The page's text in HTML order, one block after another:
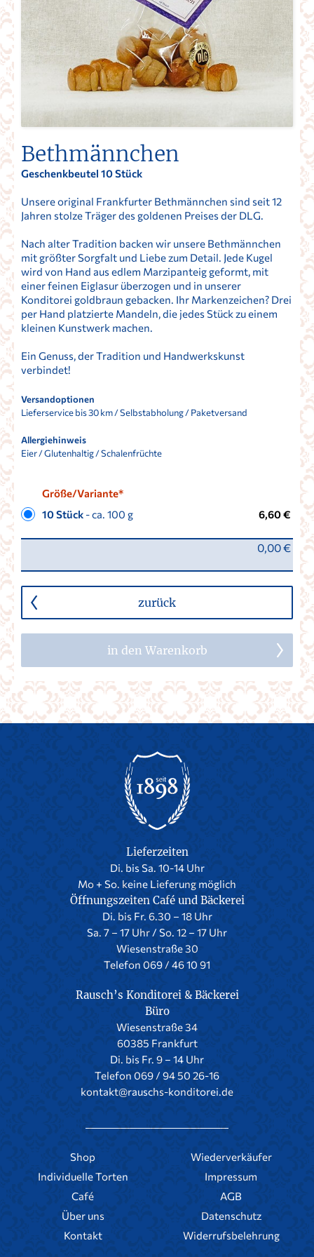
Bethmännchen
Geschenkbeutel 10 Stück
Unsere original Frankfurter Bethmännchen sind seit 12
Jahren stolze Träger des goldenen Preises der DLG.
Nach alter Tradition backen wir unsere Bethmännchen
mit größter Sorgfalt und Liebe zum Detail. Jede Kugel
wird von Hand aus edlem Marzipanteig geformt, mit
einer feinen Eiglasur überzogen und in unserer
Konditorei goldbraun gebacken. Ihr Markenzeichen? Drei
per Hand platzierte Mandeln, die jedes Stück zu einem
kleinen Kunstwerk machen.
Ein Genuss, der Tradition und Handwerkskunst
verbindet!
Versandoptionen
Lieferservice bis 30 km / Selbstabholung / Paketversand
Allergiehinweis
Eier / Glutenhaltig / Schalenfrüchte
Größe/Variante*
10 Stück - ca. 100 g 6,60 €
0,00 €
zurück
in den Warenkorb
Lieferzeiten
Di. bis Sa. 10-14 Uhr
Mo + So. keine Lieferung möglich
Öffnungszeiten Café und Bäckerei
Di. bis Fr. 6.30 – 18 Uhr
Sa. 7 – 17 Uhr / So. 12 – 17 Uhr
Wiesenstraße 30
Telefon 069 / 46 10 91
Rausch’s Konditorei & Bäckerei
Büro
Wiesenstraße 34
60385 Frankfurt
Di. bis Fr. 9 – 14 Uhr
Telefon 069 / 94 50 26-16
kontakt@rauschs-konditorei.de
Shop
Individuelle Torten
Café
Über uns
Kontakt
Wiederverkäufer
Impressum
AGB
Datenschutz
Widerrufsbelehrung